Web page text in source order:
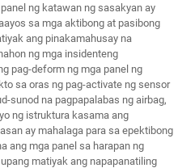
ng katawan ng sasakyan ay
sa mga aktibong at pasibong
ang pinakamahusay na
ng mga insidenteng
pag-deform ng mga panel ng
sa oras ng pag-activate ng sensor
sunod na pagpapalabas ng airbag,
ng istruktura kasama ang
ay mahalaga para sa epektibong
ang mga panel sa harapan ng
matiyak ang napapanatiling